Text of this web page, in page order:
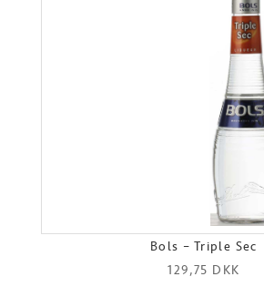
Bols – Triple Sec
129,75 DKK